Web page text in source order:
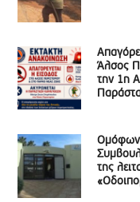
Άλσος
την 1η
της